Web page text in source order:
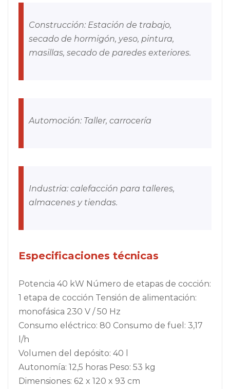
Construcción: Estación de trabajo,
secado de hormigón, yeso, pintura,
masillas, secado de paredes exteriores.
Automoción: Taller, carrocería
Industria: calefacción para talleres,
almacenes y tiendas.
Especificaciones técnicas
Potencia 40 kW Número de etapas de cocción:
1 etapa de cocción Tensión de alimentación:
monofásica 230 V / 50 Hz
Consumo eléctrico: 80 Consumo de fuel: 3,17
l/h
Volumen del depósito: 40 l
Autonomía: 12,5 horas Peso: 53 kg
Dimensiones: 62 x 120 x 93 cm